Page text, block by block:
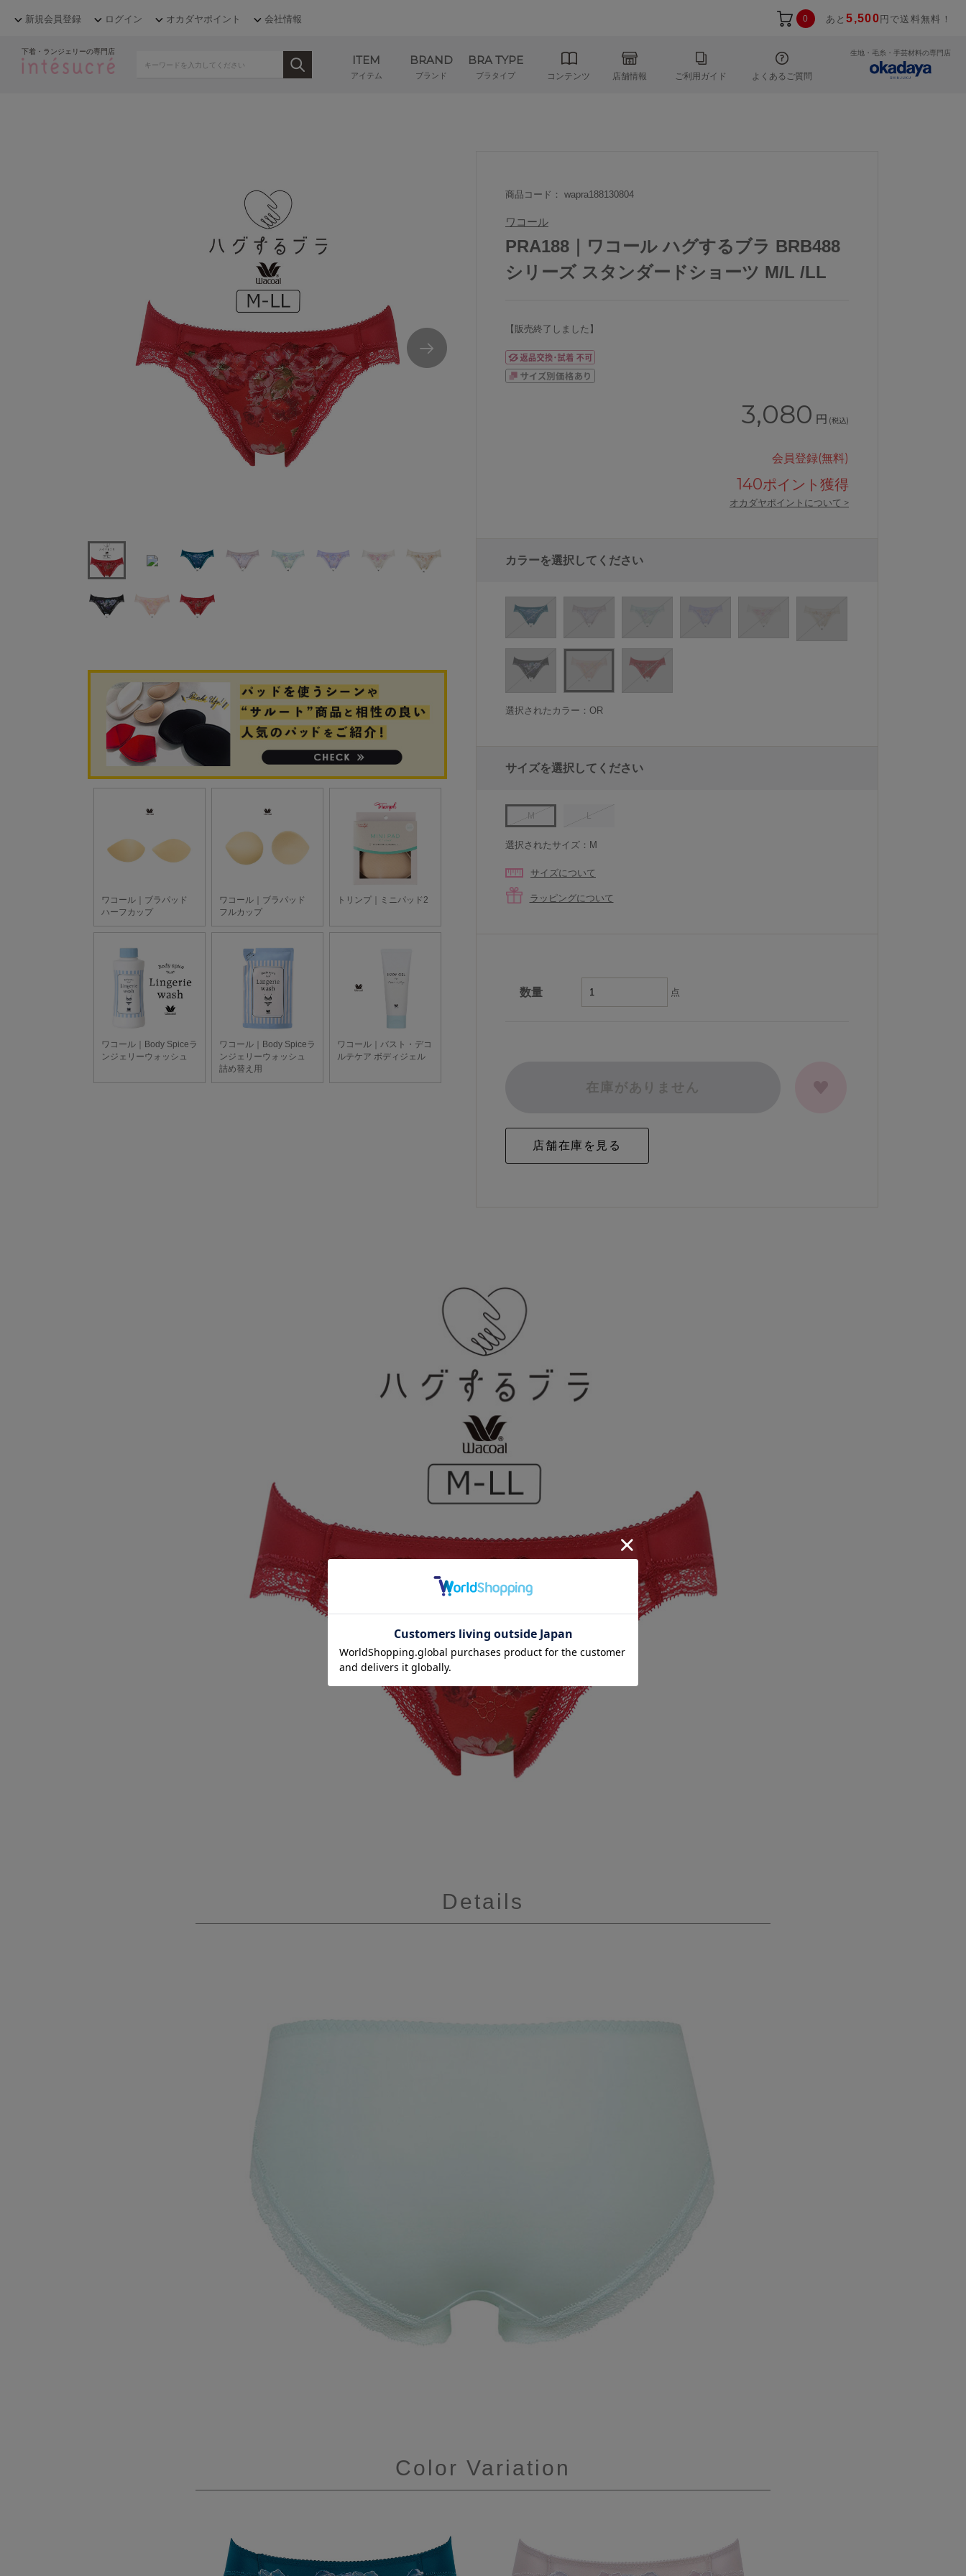
新規会員登録 ログイン オカダヤポイント 会社情報 0 あと5,500 円で送料無料！
下着・ランジェリーの専門店
ITEM
アイテム
BRAND
ブランド
BRA TYPE
ブラタイプ コンテンツ 店舗情報 ご利用ガイド よくあるご質問
生地・毛糸・手芸材料の専門店
商品コード： wapra188130804
ワコール
PRA188｜ワコール ハグするブラ BRB488
シリーズ スタンダードショーツ M/L /LL
【販売終了しました】
3,080 円 (税込)
会員登録(無料)
140ポイント獲得
オカダヤポイントについて >
カラーを選択してください
選択されたカラー：OR
サイズを選択してください
M L
選択されたサイズ：M
サイズについて
ラッピングについて
数量 点
在庫がありません
Details
Color Variation